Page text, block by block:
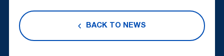
BACK TO NEWS